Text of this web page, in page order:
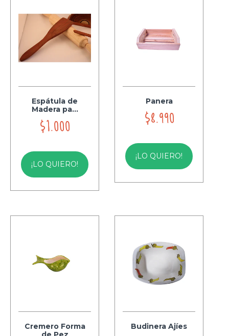
Espátula de
Madera pa...
$1.000
¡LO QUIERO!
Panera
$8.990
¡LO QUIERO!
Cremero Forma
Budinera Ajíes